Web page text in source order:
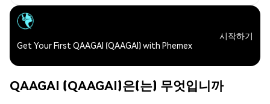
Get Your First QAAGAI (QAAGAI) with Phemex
시작하기
QAAGAI (QAAGAI)은(는) 무엇입니까